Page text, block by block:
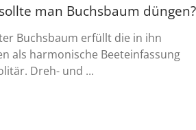
man Buchsbaum düngen?
Buchsbaum erfüllt die in ihn
als harmonische Beeteinfassung
Dreh- und ...